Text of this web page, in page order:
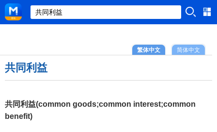
简体中文
繁体中文
共同利益
共同利益(common goods;common interest;common
benefit)